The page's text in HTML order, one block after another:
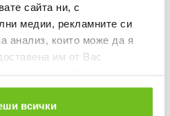
сайта ни, с
медии, рекламните си
анализ, които може да я
им от Вас
на услугите им.
всички